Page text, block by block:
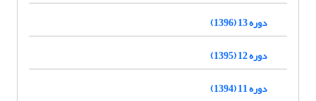
دوره 13 (1396)
دوره 12 (1395)
دوره 11 (1394)